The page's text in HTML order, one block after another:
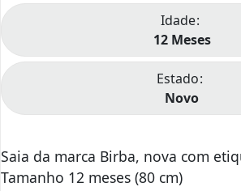
Idade
12 Meses
Estado
Novo
Saia da marca Birba, nova com
Tamanho 12 meses (80 cm)